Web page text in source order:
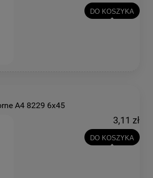
DO KOSZYKA
A4 8229 6x45
3,11 zł
DO KOSZYKA